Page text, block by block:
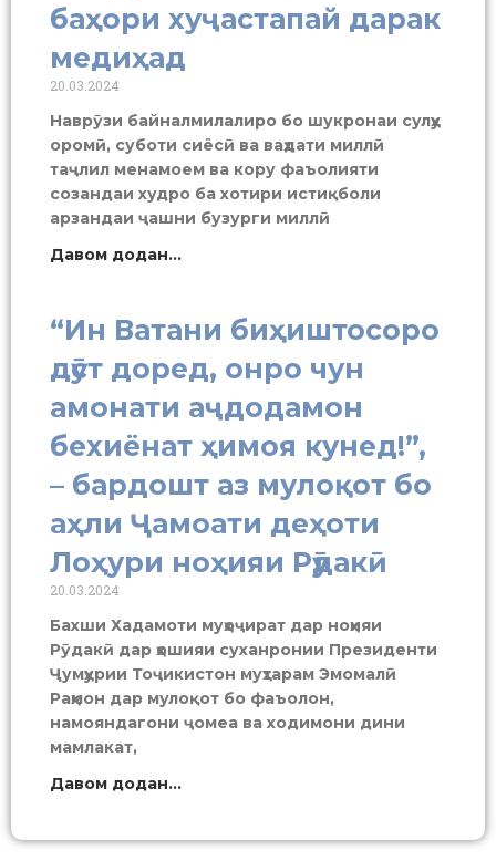
баҳори хуҷастапай дарак
медиҳад
20.03.2024
Наврӯзи байналмилалиро бо шукронаи сулҳу
оромӣ, суботи сиёсӣ ва ваҳдати миллӣ
таҷлил менамоем ва кору фаъолияти
созандаи худро ба хотири истиқболи
арзандаи ҷашни бузурги миллӣ
Давом додан...
“Ин Ватани биҳиштосоро
дӯст доред, онро чун
амонати аҷдодамон
бехиёнат ҳимоя кунед!”,
– бардошт аз мулоқот бо
аҳли Ҷамоати деҳоти
Лоҳури ноҳияи Рӯдакӣ
20.03.2024
Бахши Хадамоти муҳоҷират дар ноҳияи
Рӯдакӣ дар ҳошияи суханронии Президенти
Ҷумҳурии Тоҷикистон муҳтарам Эмомалӣ
Раҳмон дар мулоқот бо фаъолон,
намояндагони ҷомеа ва ходимони дини
мамлакат,
Давом додан...